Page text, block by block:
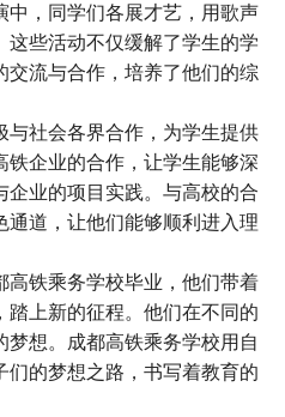
，同学们各展才艺，用歌声
些活动不仅缓解了学生的学
流与合作，培养了他们的综
与社会各界合作，为学生提供
企业的合作，让学生能够深
业的项目实践。与高校的合
道，让他们能够顺利进入理
铁乘务学校毕业，他们带着
上新的征程。他们在不同的
想。成都高铁乘务学校用自
的梦想之路，书写着教育的